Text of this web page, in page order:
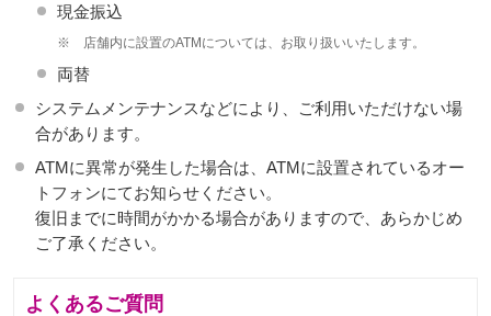
現金振込
※ 店舗内に設置のATMについては、お取り扱いいたします。
両替
システムメンテナンスなどにより、ご利用いただけない場
合があります。
ATMに異常が発生した場合は、ATMに設置されているオー
トフォンにてお知らせください。
復旧までに時間がかかる場合がありますので、あらかじめ
ご了承ください。
よくあるご質問